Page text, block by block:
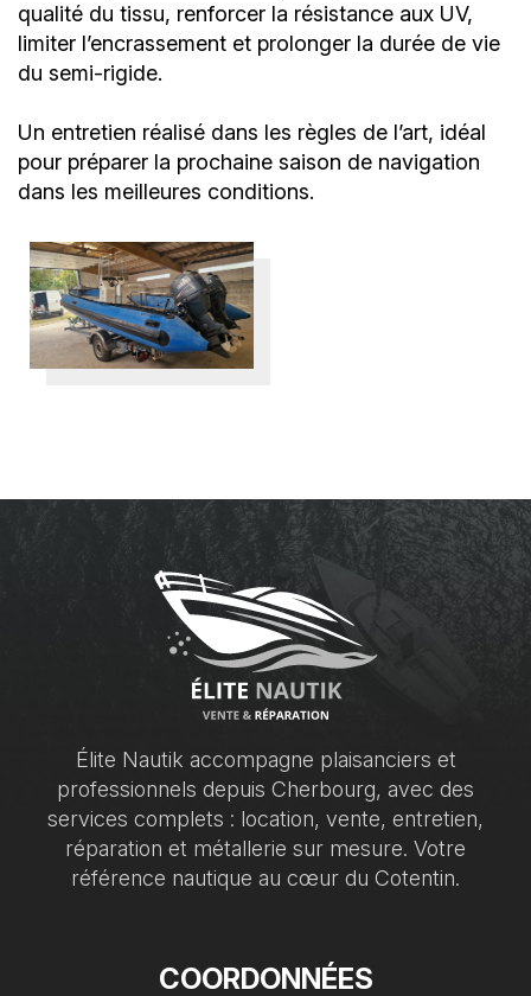
qualité du tissu, renforcer la résistance aux UV,
limiter l’encrassement et prolonger la durée de vie
du semi-rigide.
Un entretien réalisé dans les règles de l’art, idéal
pour préparer la prochaine saison de navigation
dans les meilleures conditions.
Élite Nautik accompagne plaisanciers et
professionnels depuis Cherbourg, avec des
services complets : location, vente, entretien,
réparation et métallerie sur mesure. Votre
référence nautique au cœur du Cotentin.
COORDONNÉES